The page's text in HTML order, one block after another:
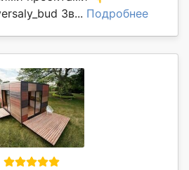
Зв... Подробнее